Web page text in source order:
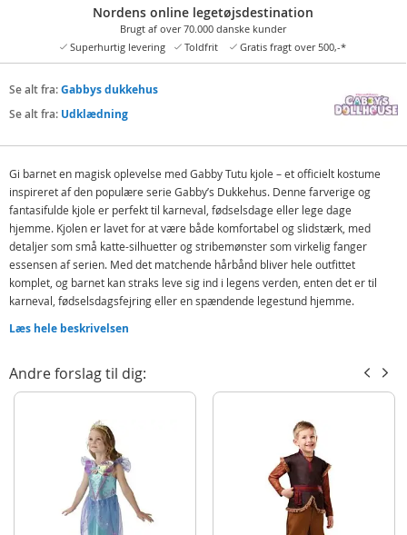
Nordens online legetøjsdestination
Brugt af over 70.000 danske kunder
Superhurtig levering
Toldfrit Gratis fragt over 500,-*
Se alt fra:Gabbys dukkehus
Se alt fra: Udklædning
Gi barnet en magisk oplevelse med Gabby Tutu kjole – et officielt kostume
inspireret af den populære serie Gabby’s Dukkehus. Denne farverige og
fantasifulde kjole er perfekt til karneval, fødselsdage eller lege dage
hjemme. Kjolen er lavet for at være både komfortabel og slidstærk, med
detaljer som små katte-silhuetter og stribemønster som virkelig fanger
essensen af serien. Med det matchende hårbånd bliver hele outfittet
komplet, og barnet kan straks leve sig ind i legens verden, enten det er til
karneval, fødselsdagsfejring eller en spændende legestund hjemme.
Dette officielle kostume bringer Gabby’s Dukkehus til liv, og giver en unik
Indeholder:
Alder: 3-5 år
Størrelse: ca. 104 cm
Læs hele beskrivelsen
Andre forslag til dig: